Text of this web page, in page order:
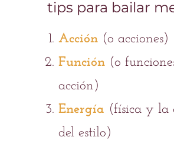
tips para bailar
Acción (o acciones)
Función (o
acción)
Energía (física y la
del estilo)